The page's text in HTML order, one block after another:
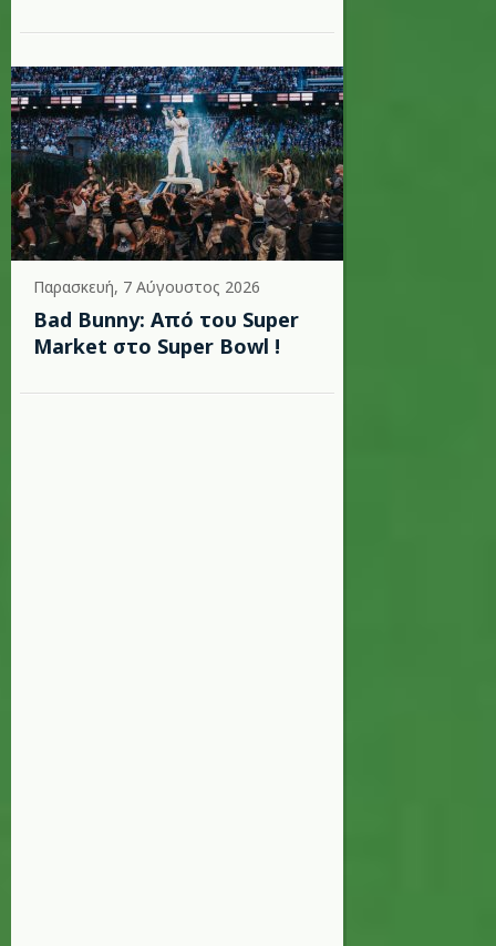
Παρασκευή, 7 Αύγουστος 2026
Bad Bunny: Από του Super
Market στο Super Bowl !